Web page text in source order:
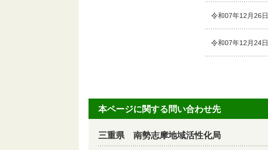
令和07年12月26日
令和07年12月24日
本ページに関する問い合わせ先
三重県 南勢志摩地域活性化局